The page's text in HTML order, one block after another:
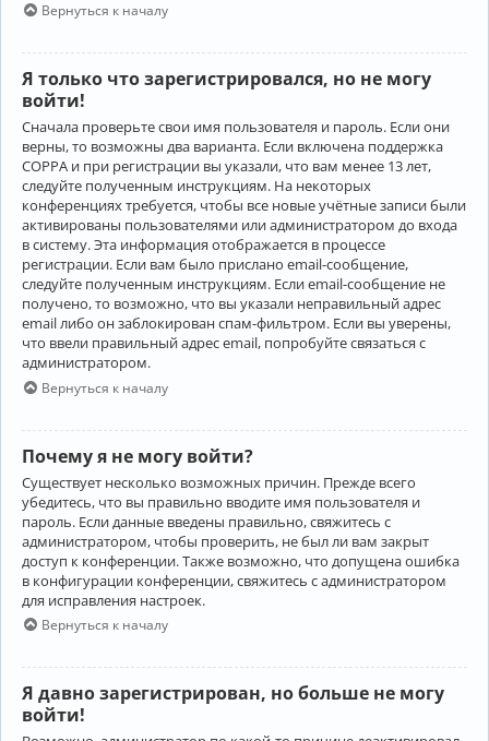
Вернуться к началу
Я только что зарегистрировался, но не могу
войти!
Сначала проверьте свои имя пользователя и пароль. Если они
верны, то возможны два варианта. Если включена поддержка
COPPA и при регистрации вы указали, что вам менее 13 лет,
следуйте полученным инструкциям. На некоторых
конференциях требуется, чтобы все новые учётные записи были
активированы пользователями или администратором до входа
в систему. Эта информация отображается в процессе
регистрации. Если вам было прислано email-сообщение,
следуйте полученным инструкциям. Если email-сообщение не
получено, то возможно, что вы указали неправильный адрес
email либо он заблокирован спам-фильтром. Если вы уверены,
что ввели правильный адрес email, попробуйте связаться с
администратором.
Вернуться к началу
Почему я не могу войти?
Существует несколько возможных причин. Прежде всего
убедитесь, что вы правильно вводите имя пользователя и
пароль. Если данные введены правильно, свяжитесь с
администратором, чтобы проверить, не был ли вам закрыт
доступ к конференции. Также возможно, что допущена ошибка
в конфигурации конференции, свяжитесь с администратором
для исправления настроек.
Вернуться к началу
Я давно зарегистрирован, но больше не могу
войти!